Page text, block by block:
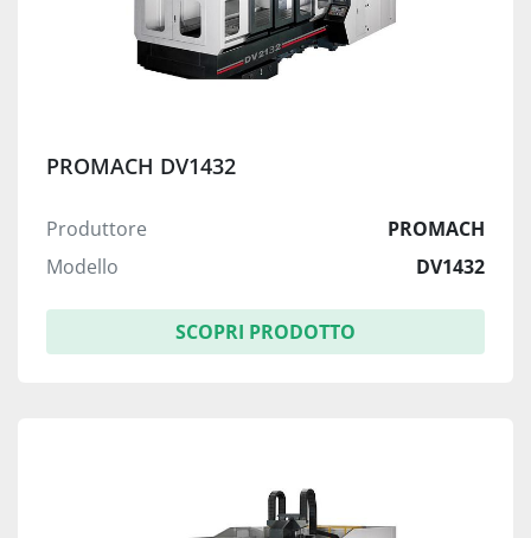
PROMACH DV1432
Produttore
PROMACH
Modello
DV1432
SCOPRI PRODOTTO